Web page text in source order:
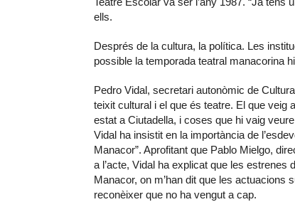
ells.
Després de la cultura, la política. Les
possible la temporada teatral manacorina
Pedro Vidal, secretari autonòmic de
teixit cultural i el que és teatre. El que veig
estat a Ciutadella, i coses que hi vaig
Vidal ha insistit en la importància de
Manacor”. Aprofitant que Pablo Mielgo,
a l’acte, Vidal ha explicat que les
Manacor, on m’han dit que les actuacions
reconèixer que no ha vengut a cap.